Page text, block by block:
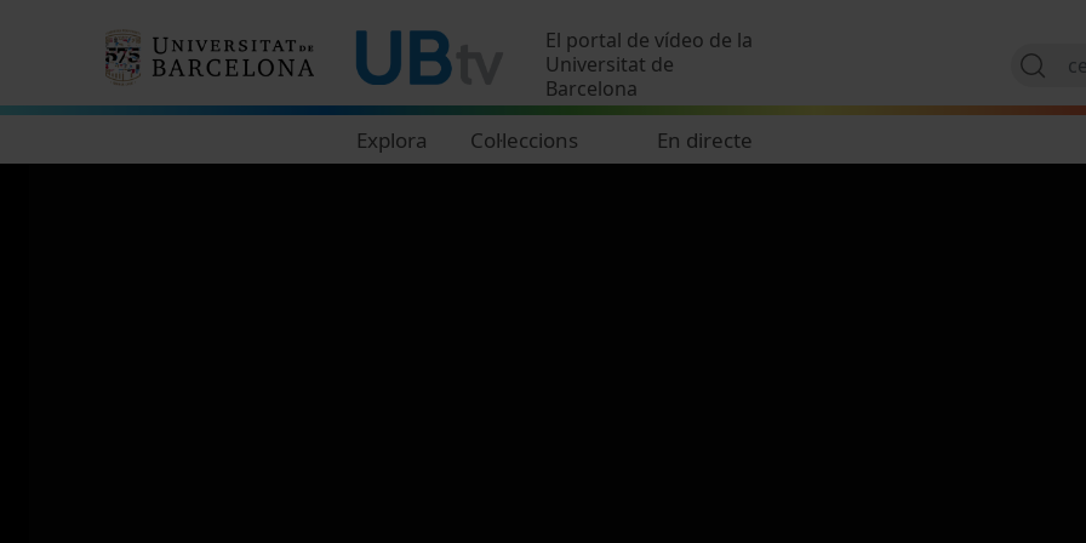
El portal de vídeo de la
Universitat de
Barcelona
Explora Col·leccions En directe